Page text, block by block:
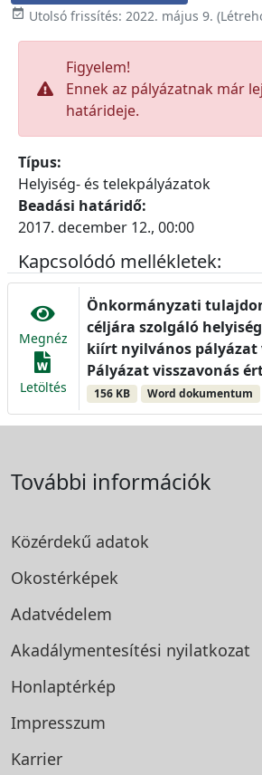
 Utolsó frissítés: 2022. május 9.
Figyelem!
Ennek az pályázatnak már
határideje.
Típus:
Helyiség- és telekpályázatok
Beadási határidő:
2017. december 12., 00:00
Kapcsolódó mellékletek:
Megnéz
Letöltés
Önkormányzati
céljára szolgáló
kiírt nyilvános pályázat
Pályázat visszavonás
156 KB Word dokumentum
További információk
Közérdekű adatok
Okostérképek
Adatvédelem
Akadálymentesítési nyilatkozat
Honlaptérkép
Impresszum
Karrier